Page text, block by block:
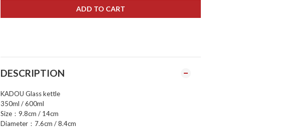
ADD TO CART
DESCRIPTION
KADOU Glass kettle
350ml / 600ml
Size：9.8cm / 14cm
Diameter：7.6cm / 8.4cm